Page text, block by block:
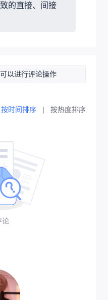
的直接、间接
以进行评论操作
按时间排序 | 按热度排序
论